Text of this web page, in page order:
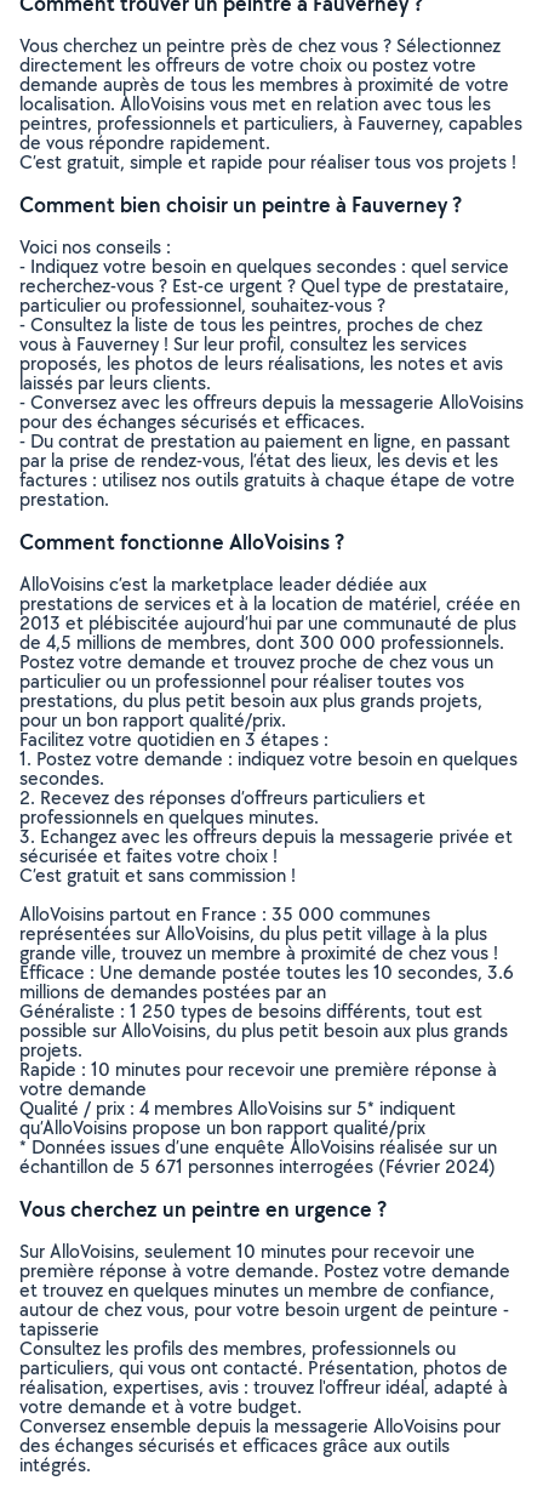
Vous cherchez un peintre près de chez vous ? Sélectionnez
directement les offreurs de votre choix ou postez votre
demande auprès de tous les membres à proximité de votre
localisation. AlloVoisins vous met en relation avec tous les
peintres, professionnels et particuliers, à Fauverney, capables
de vous répondre rapidement.
C’est gratuit, simple et rapide pour réaliser tous vos projets !
Comment bien choisir un peintre à Fauverney ?
Voici nos conseils :
- Indiquez votre besoin en quelques secondes : quel service
recherchez-vous ? Est-ce urgent ? Quel type de prestataire,
particulier ou professionnel, souhaitez-vous ?
- Consultez la liste de tous les peintres, proches de chez
vous à Fauverney ! Sur leur profil, consultez les services
proposés, les photos de leurs réalisations, les notes et avis
laissés par leurs clients.
- Conversez avec les offreurs depuis la messagerie AlloVoisins
pour des échanges sécurisés et efficaces.
- Du contrat de prestation au paiement en ligne, en passant
par la prise de rendez-vous, l’état des lieux, les devis et les
factures : utilisez nos outils gratuits à chaque étape de votre
prestation.
Comment fonctionne AlloVoisins ?
AlloVoisins c’est la marketplace leader dédiée aux
prestations de services et à la location de matériel, créée en
2013 et plébiscitée aujourd’hui par une communauté de plus
de 4,5 millions de membres, dont 300 000 professionnels.
Postez votre demande et trouvez proche de chez vous un
particulier ou un professionnel pour réaliser toutes vos
prestations, du plus petit besoin aux plus grands projets,
pour un bon rapport qualité/prix.
Facilitez votre quotidien en 3 étapes :
1. Postez votre demande : indiquez votre besoin en quelques
secondes.
2. Recevez des réponses d’offreurs particuliers et
professionnels en quelques minutes.
3. Echangez avec les offreurs depuis la messagerie privée et
sécurisée et faites votre choix !
C’est gratuit et sans commission !
AlloVoisins partout en France : 35 000 communes
représentées sur AlloVoisins, du plus petit village à la plus
grande ville, trouvez un membre à proximité de chez vous !
Efficace : Une demande postée toutes les 10 secondes, 3.6
millions de demandes postées par an
Généraliste : 1 250 types de besoins différents, tout est
possible sur AlloVoisins, du plus petit besoin aux plus grands
projets.
Rapide : 10 minutes pour recevoir une première réponse à
votre demande
Qualité / prix : 4 membres AlloVoisins sur 5* indiquent
qu’AlloVoisins propose un bon rapport qualité/prix
* Données issues d’une enquête AlloVoisins réalisée sur un
échantillon de 5 671 personnes interrogées (Février 2024)
Vous cherchez un peintre en urgence ?
Sur AlloVoisins, seulement 10 minutes pour recevoir une
première réponse à votre demande. Postez votre demande
et trouvez en quelques minutes un membre de confiance,
autour de chez vous, pour votre besoin urgent de peinture -
tapisserie
Consultez les profils des membres, professionnels ou
particuliers, qui vous ont contacté. Présentation, photos de
réalisation, expertises, avis : trouvez l'offreur idéal, adapté à
votre demande et à votre budget.
Conversez ensemble depuis la messagerie AlloVoisins pour
des échanges sécurisés et efficaces grâce aux outils
intégrés.